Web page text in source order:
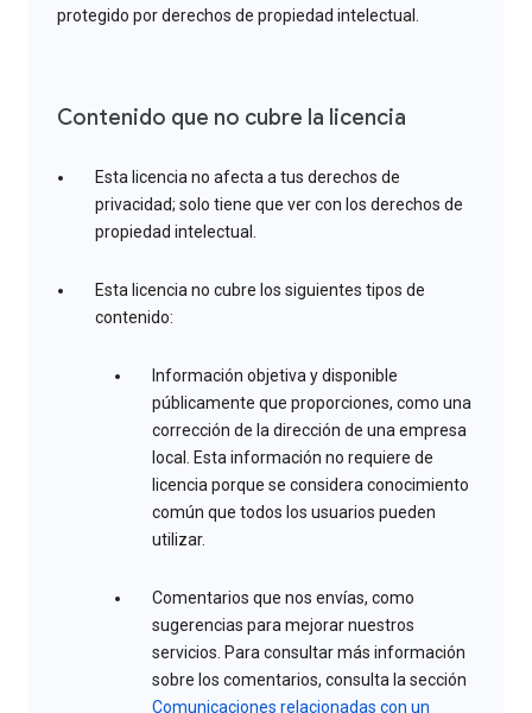
protegido por derechos de propiedad intelectual.
Contenido que no cubre la licencia
Esta licencia no afecta a tus derechos de
privacidad; solo tiene que ver con los derechos de
propiedad intelectual.
Esta licencia no cubre los siguientes tipos de
contenido:
Información objetiva y disponible
públicamente que proporciones, como una
corrección de la dirección de una empresa
local. Esta información no requiere de
licencia porque se considera conocimiento
común que todos los usuarios pueden
utilizar.
Comentarios que nos envías, como
sugerencias para mejorar nuestros
servicios. Para consultar más información
sobre los comentarios, consulta la sección
Comunicaciones relacionadas con un